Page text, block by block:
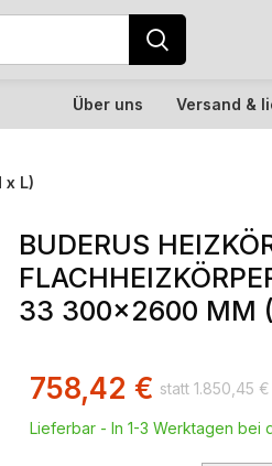
Über uns Versand &
x L)
BUDERUS
33 300×2600 MM
1.850,45 €
758,42 €
Lieferbar - In 1-3 Werktagen bei